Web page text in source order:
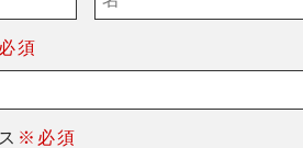
須
※必須